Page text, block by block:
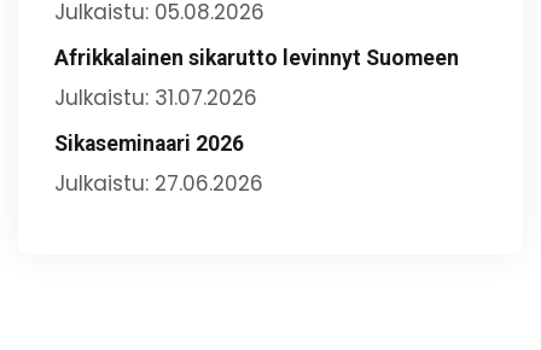
Julkaistu: 05.08.2026
Afrikkalainen sikarutto levinnyt Suomeen
Julkaistu: 31.07.2026
Sikaseminaari 2026
Julkaistu: 27.06.2026